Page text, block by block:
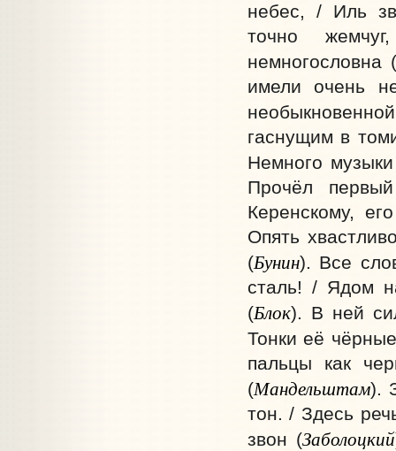
небес, / Иль
точно
немногословна (
имели очень
гаснущим в
Немного
Прочёл
Керенскому,
Опять
(Бунин). Все
сталь! / Ядом
(Блок). В ней
Тонки её
пальцы как
(Мандельштам).
тон. / Здесь
звон (Заболоцкий